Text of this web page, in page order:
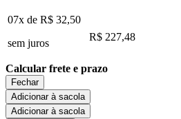
07x de R$ 32,50
sem juros
R$ 227,48
Calcular frete e prazo
Fechar
Adicionar à sacola
Adicionar à sacola